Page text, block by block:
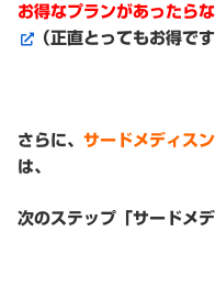
お得なプランがあったら
（正直とってもお得で
さらに、 サードメディス
は、
次のステップ「サードメ